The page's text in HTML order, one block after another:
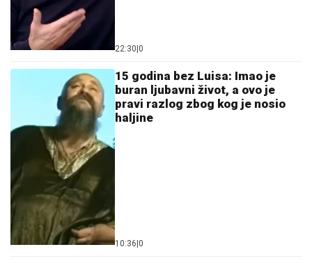
22:30 0
15 godina bez Luisa: Imao je
buran ljubavni život, a ovo je
pravi razlog zbog kog je nosio
haljine
10:36 0